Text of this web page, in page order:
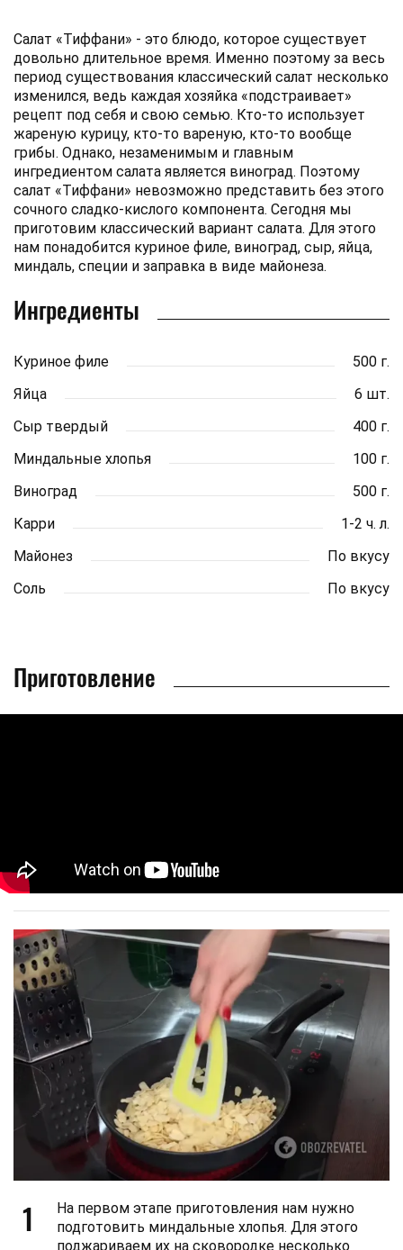
Салат «Тиффани» - это блюдо, которое существует
довольно длительное время. Именно поэтому за весь
период существования классический салат несколько
изменился, ведь каждая хозяйка «подстраивает»
рецепт под себя и свою семью. Кто-то использует
жареную курицу, кто-то вареную, кто-то вообще
грибы. Однако, незаменимым и главным
ингредиентом салата является виноград. Поэтому
салат «Тиффани» невозможно представить без этого
сочного сладко-кислого компонента. Сегодня мы
приготовим классический вариант салата. Для этого
нам понадобится куриное филе, виноград, сыр, яйца,
миндаль, специи и заправка в виде майонеза.
Ингредиенты
Куриное филе
500 г.
Яйца
6 шт.
Сыр твердый
400 г.
Миндальные хлопья
100 г.
Виноград
500 г.
Карри
1-2 ч. л.
Майонез
По вкусу
Соль
По вкусу
Приготовление
1
На первом этапе приготовления нам нужно
подготовить миндальные хлопья. Для этого
поджариваем их на сковородке несколько